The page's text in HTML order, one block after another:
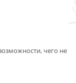
чего не